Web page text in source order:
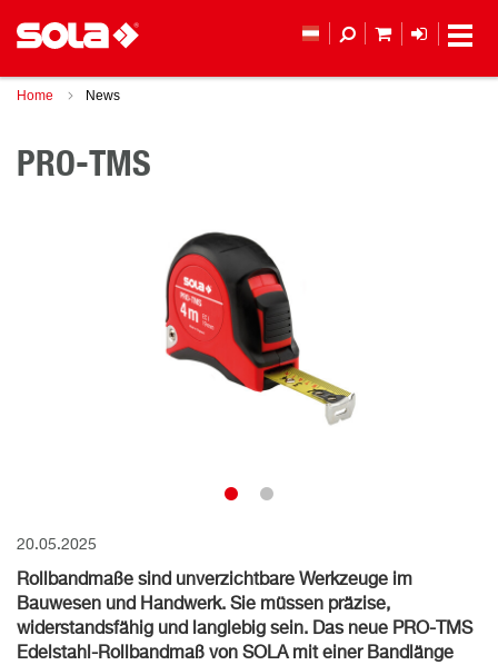
Home News
PRO-TMS
20.05.2025
Rollbandmaße sind unverzichtbare Werkzeuge im
Bauwesen und Handwerk. Sie müssen präzise,
widerstandsfähig und langlebig sein. Das neue PRO-TMS
Edelstahl-Rollbandmaß von SOLA mit einer Bandlänge
MEIN